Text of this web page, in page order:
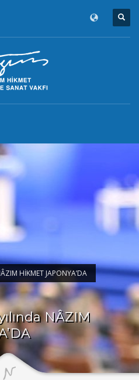
HİKMET JAPONYA’DA
NÂZIM